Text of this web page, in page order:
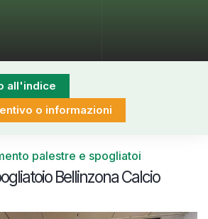
all'indice
o informazioni
palestre e spogliatoi
Bellinzona Calcio